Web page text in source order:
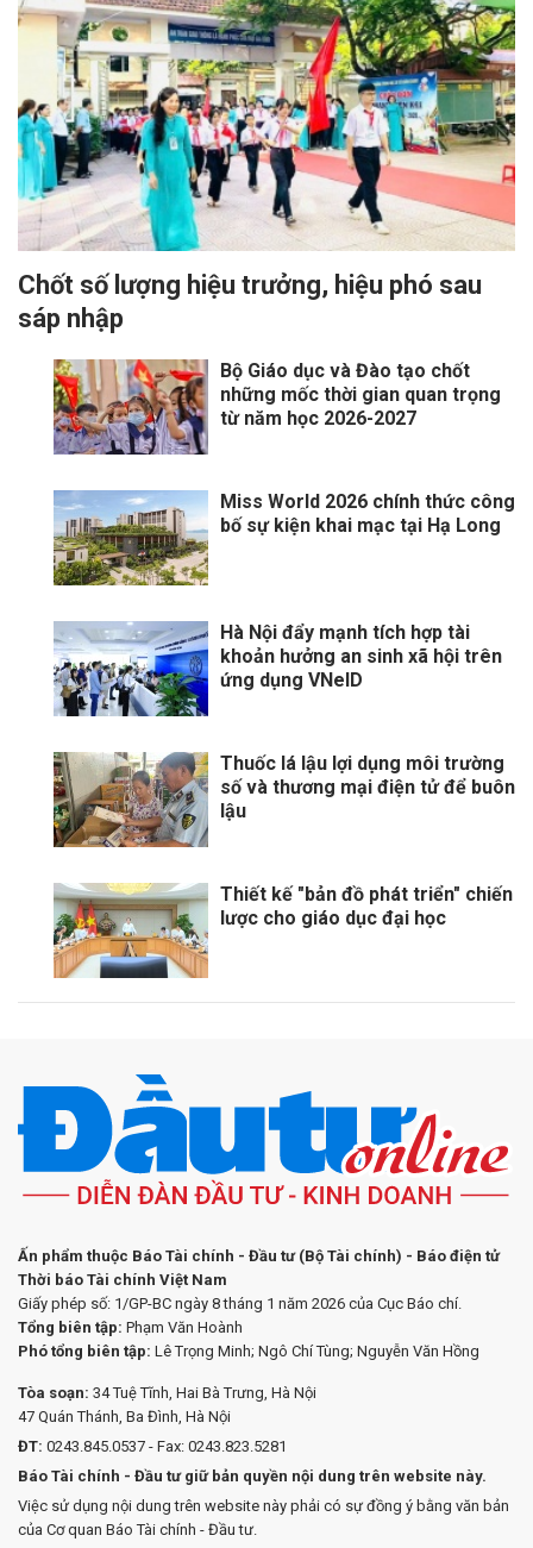
Chốt số lượng hiệu trưởng, hiệu phó sau
sáp nhập
Bộ Giáo dục và Đào tạo chốt
những mốc thời gian quan trọng
từ năm học 2026-2027
Miss World 2026 chính thức công
bố sự kiện khai mạc tại Hạ Long
Hà Nội đẩy mạnh tích hợp tài
khoản hưởng an sinh xã hội trên
ứng dụng VNeID
Thuốc lá lậu lợi dụng môi trường
số và thương mại điện tử để buôn
lậu
Thiết kế "bản đồ phát triển" chiến
lược cho giáo dục đại học
Ấn phẩm thuộc Báo Tài chính - Đầu tư (Bộ Tài chính) - Báo điện tử
Thời báo Tài chính Việt Nam
Giấy phép số: 1/GP-BC ngày 8 tháng 1 năm 2026 của Cục Báo chí.
Tổng biên tập: Phạm Văn Hoành
Phó tổng biên tập: Lê Trọng Minh; Ngô Chí Tùng; Nguyễn Văn Hồng
Tòa soạn: 34 Tuệ Tĩnh, Hai Bà Trưng, Hà Nội
47 Quán Thánh, Ba Đình, Hà Nội
ĐT: 0243.845.0537 - Fax: 0243.823.5281
Báo Tài chính - Đầu tư giữ bản quyền nội dung trên website này.
Việc sử dụng nội dung trên website này phải có sự đồng ý bằng văn bản
của Cơ quan Báo Tài chính - Đầu tư.